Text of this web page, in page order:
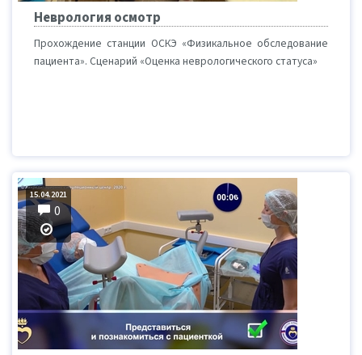
Неврология осмотр
Прохождение станции ОСКЭ «Физикальное обследование
пациента». Сценарий «Оценка неврологического статуса»
15.04.2021
0